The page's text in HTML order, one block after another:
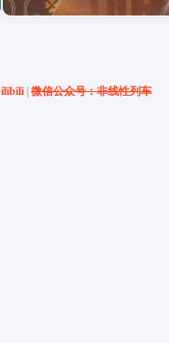
微信公众号：非线性列车